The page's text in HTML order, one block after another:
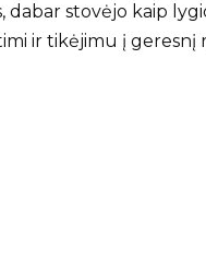
dabar stovėjo kaip
ir tikėjimu į geresnį